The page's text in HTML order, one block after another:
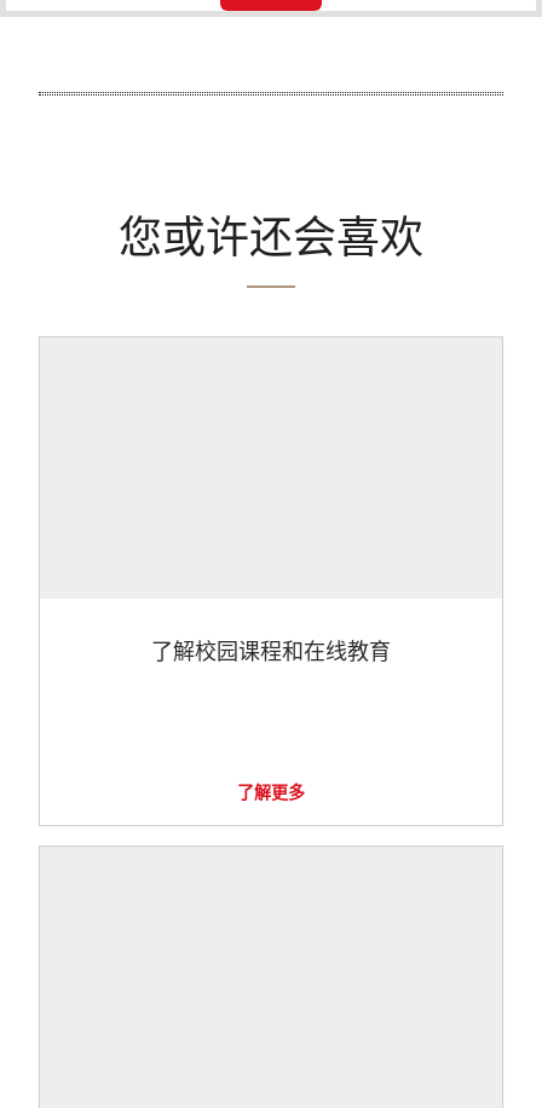
您或许还会喜欢
了解校园课程和在线教育
了解更多